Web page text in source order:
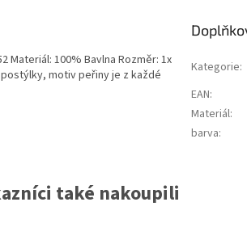
Materiál: 100% Bavlna Rozměr: 1x
motiv peřiny je z každé
Kategorie:
EAN:
Materiál:
barva:
také nakoupili